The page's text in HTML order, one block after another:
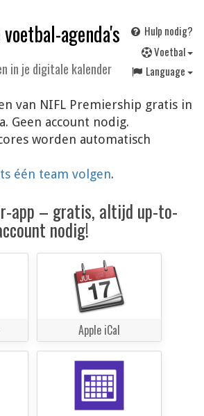
agenda's
in je digitale kalender
Hulp nodig?
Voetbal
Language
van NIFL Premiership gratis in
Geen account nodig.
worden automatisch
één team volgen.
app – gratis, altijd up-to-
nodig!
Apple iCal